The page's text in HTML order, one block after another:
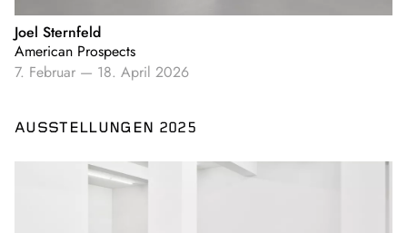
Joel Sternfeld
American Prospects
7. Februar — 18. April 2026
AUSSTELLUNGEN 2025